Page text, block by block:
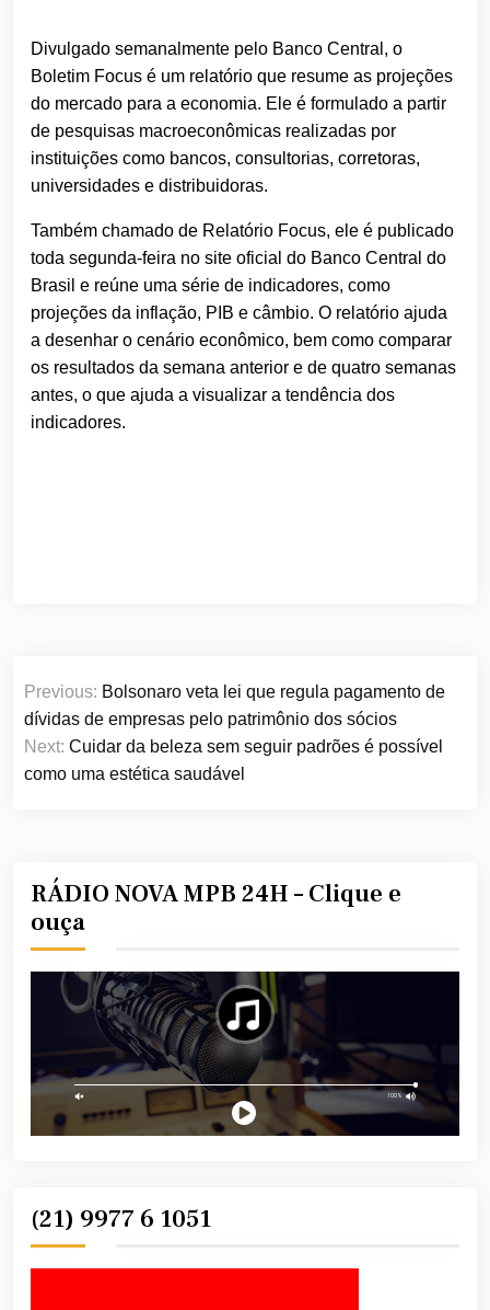
Divulgado semanalmente pelo Banco Central, o
Boletim Focus é um relatório que resume as projeções
do mercado para a economia. Ele é formulado a partir
de pesquisas macroeconômicas realizadas por
instituições como bancos, consultorias, corretoras,
universidades e distribuidoras.
Também chamado de Relatório Focus, ele é publicado
toda segunda-feira no site oficial do Banco Central do
Brasil e reúne uma série de indicadores, como
projeções da inflação, PIB e câmbio. O relatório ajuda
a desenhar o cenário econômico, bem como comparar
os resultados da semana anterior e de quatro semanas
antes, o que ajuda a visualizar a tendência dos
indicadores.
Navegação
de
Post
Previous: Bolsonaro veta lei que regula pagamento de
dívidas de empresas pelo patrimônio dos sócios
Next: Cuidar da beleza sem seguir padrões é possível
como uma estética saudável
RÁDIO NOVA MPB 24H – Clique e
ouça
(21) 9977 6 1051